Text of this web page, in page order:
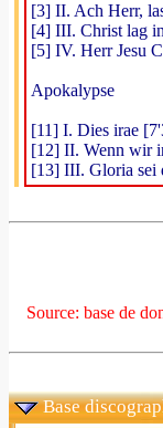
[3] II. Ach Herr,
[4] III. Christ lag
[5] IV. Herr Jesu
Apokalypse
[11] I. Dies irae
[12] II. Wenn wir
[13] III. Gloria sei
Source: base de
Base